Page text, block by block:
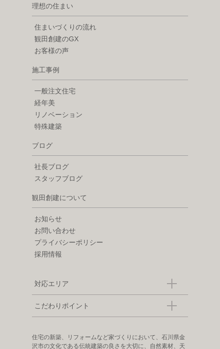
理想の住まい
住まいづくりの流れ
観田創建のGX
お客様の声
施工事例
一般注文住宅
経年美
リノベーション
特殊建築
ブログ
社長ブログ
スタッフブログ
観田創建について
お知らせ
お問い合わせ
プライバシーポリシー
採用情報
対応エリア
こだわりポイント
住宅の新築、リフォームなど家づくりにおいて、石川県金
沢市の文化である伝統建築の良さを大切に、自然素材、天